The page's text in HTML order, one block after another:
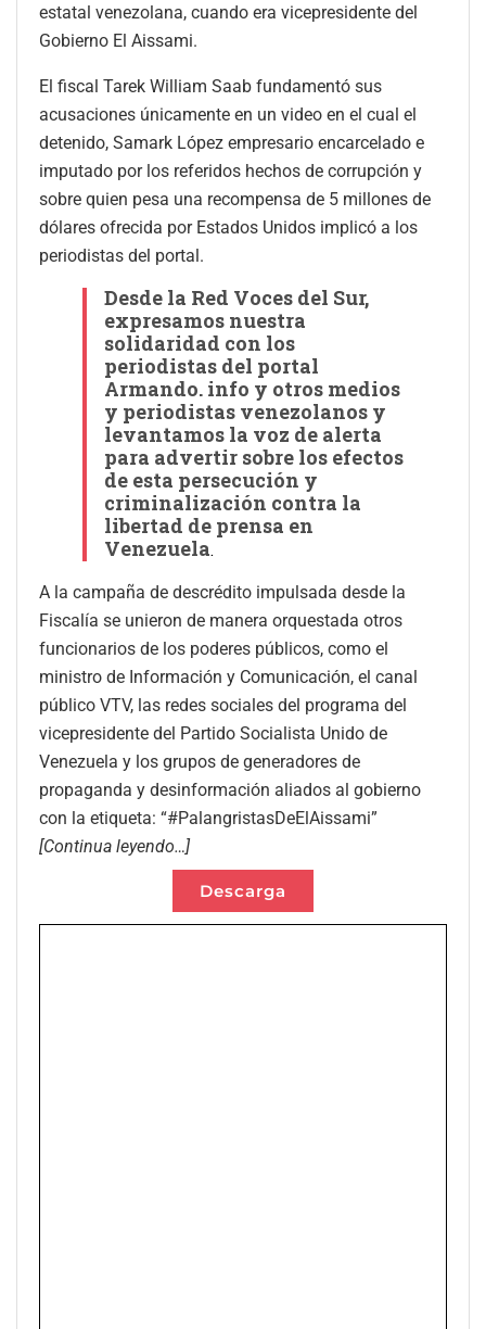
estatal venezolana, cuando era vicepresidente del
Gobierno El Aissami.
El fiscal Tarek William Saab fundamentó sus
acusaciones únicamente en un video en el cual el
detenido, Samark López empresario encarcelado e
imputado por los referidos hechos de corrupción y
sobre quien pesa una recompensa de 5 millones de
dólares ofrecida por Estados Unidos implicó a los
periodistas del portal.
Desde la Red Voces del Sur,
expresamos nuestra
solidaridad con los
periodistas del portal
Armando. info y otros medios
y periodistas venezolanos y
levantamos la voz de alerta
para advertir sobre los efectos
de esta persecución y
criminalización contra la
libertad de prensa en
Venezuela.
A la campaña de descrédito impulsada desde la
Fiscalía se unieron de manera orquestada otros
funcionarios de los poderes públicos, como el
ministro de Información y Comunicación, el canal
público VTV, las redes sociales del programa del
vicepresidente del Partido Socialista Unido de
Venezuela y los grupos de generadores de
propaganda y desinformación aliados al gobierno
con la etiqueta: “#PalangristasDeElAissami”
[Continua leyendo…]
Descarga